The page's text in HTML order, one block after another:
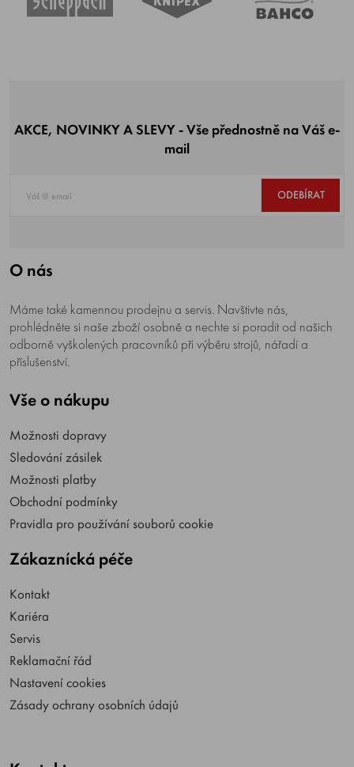
AKCE, NOVINKY A SLEVY - Vše přednostně na Váš e-
mail
ODEBÍRAT
O nás
Máme také kamennou prodejnu a servis. Navštivte nás,
prohlédněte si naše zboží osobně a nechte si poradit od našich
odborně vyškolených pracovníků při výběru strojů, nářadí a
příslušenství.
Vše o nákupu
Možnosti dopravy
Sledování zásilek
Možnosti platby
Obchodní podmínky
Pravidla pro používání souborů cookie
Zákaznícká péče
Kontakt
Kariéra
Servis
Reklamační řád
Nastavení cookies
Zásady ochrany osobních údajů